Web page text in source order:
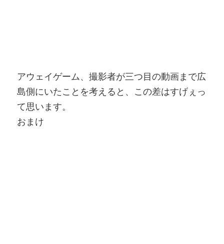
アウェイゲーム、撮影者が三つ目の動画まで広
島側にいたことを考えると、この差はすげぇっ
て思います。
おまけ